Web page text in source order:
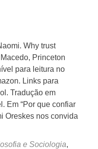
Why trust
Princeton
para leitura no
Links para
Tradução em
Em “Por que confiar
Oreskes nos convida
e Sociologia,